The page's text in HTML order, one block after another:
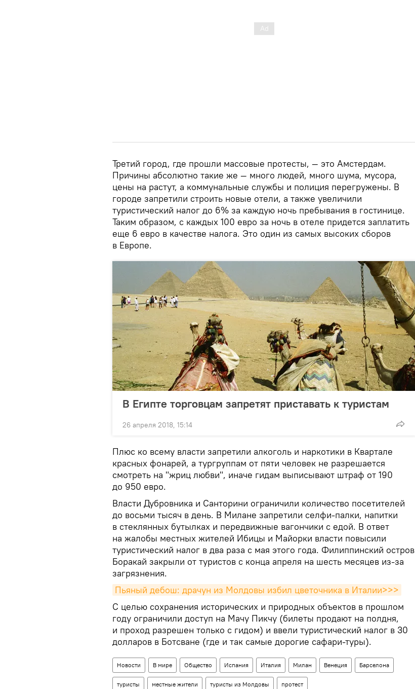
Третий город, где прошли массовые протесты, — это Амстердам.
Причины абсолютно такие же — много людей, много шума, мусора,
цены на растут, а коммунальные службы и полиция перегружены. В
городе запретили строить новые отели, а также увеличили
туристический налог до 6% за каждую ночь пребывания в гостинице.
Таким образом, с каждых 100 евро за ночь в отеле придется заплатить
еще 6 евро в качестве налога. Это один из самых высоких сборов
в Европе.
В Египте торговцам запретят приставать к туристам
26 апреля 2018, 15:14
Плюс ко всему власти запретили алкоголь и наркотики в Квартале
красных фонарей, а тургруппам от пяти человек не разрешается
смотреть на "жриц любви", иначе гидам выписывают штраф от 190
до 950 евро.
Власти Дубровника и Санторини ограничили количество посетителей
до восьми тысяч в день. В Милане запретили селфи-палки, напитки
в стеклянных бутылках и передвижные вагончики с едой. В ответ
на жалобы местных жителей Ибицы и Майорки власти повысили
туристический налог в два раза с мая этого года. Филиппинский остров
Боракай закрыли от туристов с конца апреля на шесть месяцев из-за
загрязнения.
Пьяный дебош: драчун из Молдовы избил цветочника в Италии>>>
С целью сохранения исторических и природных объектов в прошлом
году ограничили доступ на Мачу Пикчу (билеты продают на полдня,
и проход разрешен только с гидом) и ввели туристический налог в 30
долларов в Ботсване (где и так самые дорогие сафари-туры).
Новости В мире Общество Испания Италия Милан Венеция Барселона
туристы местные жители туристы из Молдовы протест